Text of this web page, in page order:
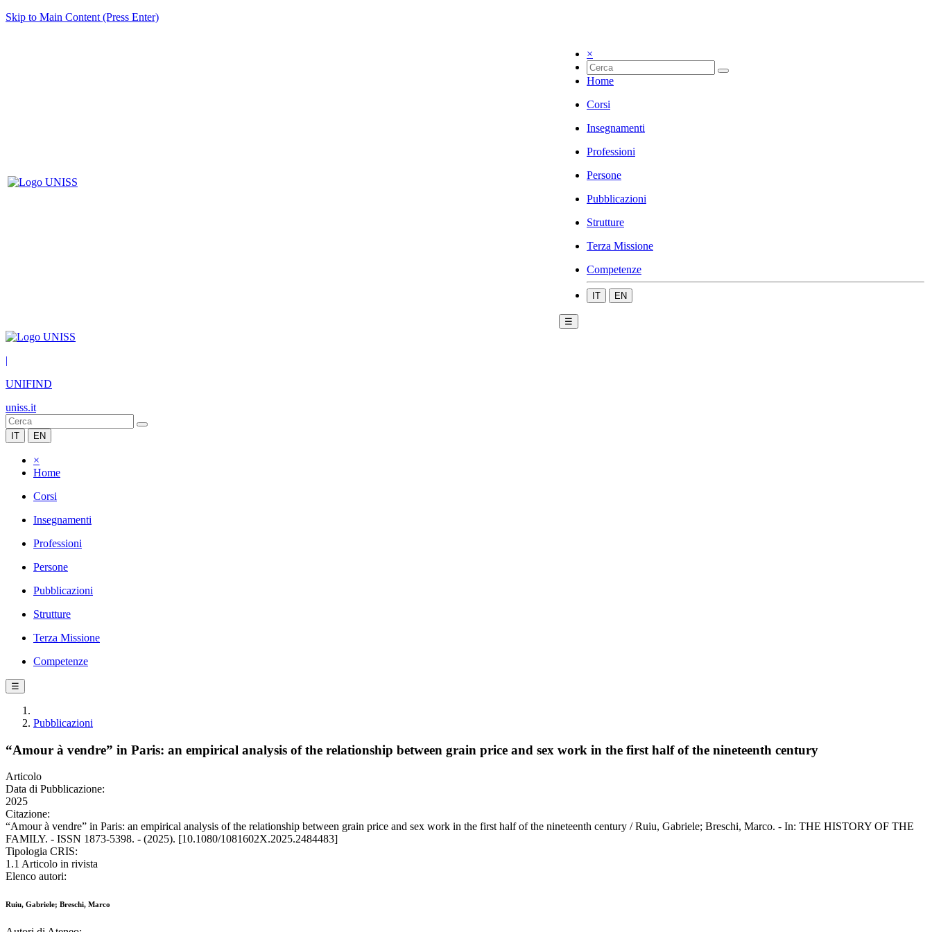
Skip to Main Content (Press Enter)
×
Home
Corsi
Insegnamenti
Professioni
Persone
Pubblicazioni
Strutture
Terza Missione
Competenze
IT EN
☰
|
UNIFIND
uniss.it
IT EN
×
Home
Corsi
Insegnamenti
Professioni
Persone
Pubblicazioni
Strutture
Terza Missione
Competenze
☰
Pubblicazioni
“Amour à vendre” in Paris: an empirical analysis of the relationship between grain price and sex work in the first half of the nineteenth century
Articolo
Data di Pubblicazione:
2025
Citazione:
“Amour à vendre” in Paris: an empirical analysis of the relationship between grain price and sex work in the first half of the nineteenth century / Ruiu, Gabriele; Breschi, Marco. - In: THE HISTORY OF THE
FAMILY. - ISSN 1873-5398. - (2025). [10.1080/1081602X.2025.2484483]
Tipologia CRIS:
1.1 Articolo in rivista
Elenco autori:
Ruiu, Gabriele; Breschi, Marco